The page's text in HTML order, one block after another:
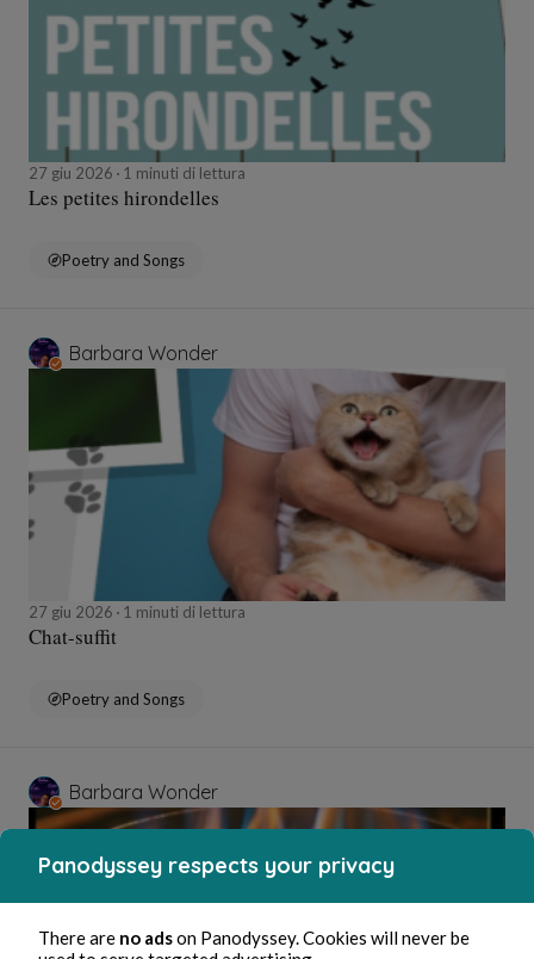
27 giu 2026 1 minuti di lettura
Les petites hirondelles
Poetry and Songs
Barbara Wonder
27 giu 2026 1 minuti di lettura
Chat-suffit
Poetry and Songs
Barbara Wonder
Panodyssey respects your privacy
There are no adson Panodyssey. Cookies will never be